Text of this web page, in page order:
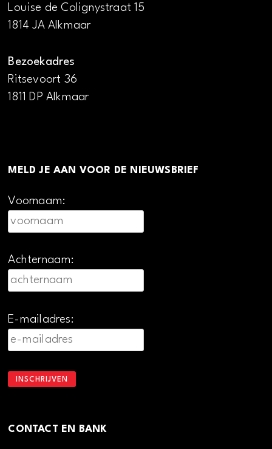
Louise de Colignystraat 15
1814 JA Alkmaar
Bezoekadres
Ritsevoort 36
1811 DP Alkmaar
MELD JE AAN VOOR DE NIEUWSBRIEF
Voornaam:
Achternaam:
E-mailadres:
CONTACT EN BANK